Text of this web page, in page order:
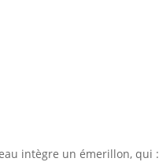
intègre un émerillon, qui :